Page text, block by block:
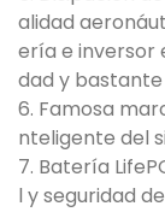
alidad
ería e inversor
dad y
6. Famosa
nteligente del
7. Batería
l y seguridad